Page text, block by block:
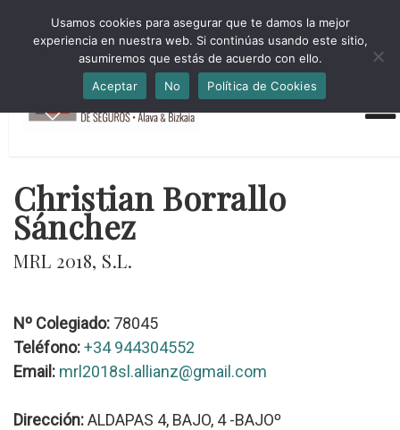
HORARIO INVIERNO Lun-Jue 09:00-16:30 Vier 9:00-14:00
administracion@cmsab.eus 94.442.43.43 Móvil y Whatsapp
688.889.170
Christian Borrallo
Sánchez
MRL 2018, S.L.
Nº Colegiado: 78045
Teléfono:+34 944304552
Email: mrl2018sl.allianz@gmail.com
Dirección:ALDAPAS 4, BAJO, 4 -BAJOº
Usamos cookies para asegurar que te damos la mejor
experiencia en nuestra web. Si continúas usando este sitio,
asumiremos que estás de acuerdo con ello.
Aceptar
No Política de Cookies